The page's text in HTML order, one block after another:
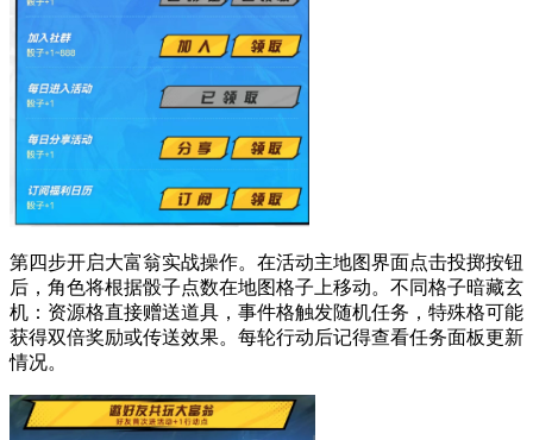
第四步开启大富翁实战操作。在活动主地图界面点击投掷按钮
后，角色将根据骰子点数在地图格子上移动。不同格子暗藏玄
机：资源格直接赠送道具，事件格触发随机任务，特殊格可能
获得双倍奖励或传送效果。每轮行动后记得查看任务面板更新
情况。